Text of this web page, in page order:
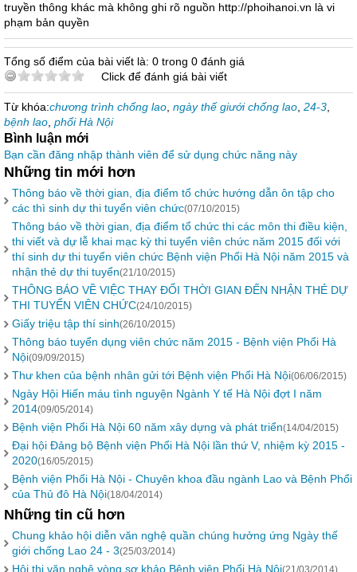
truyền thông khác mà không ghi rõ nguồn http://phoihanoi.vn là vi
phạm bản quyền
Tổng số điểm của bài viết là: 0 trong 0 đánh giá
Click để đánh giá bài viết
Từ khóa:chương trình chống lao, ngày thế giưới chống lao, 24-3,
bệnh lao, phổi Hà Nội
Bình luận mới
Bạn cần đăng nhập thành viên để sử dụng chức năng này
Những tin mới hơn
Thông báo về thời gian, địa điểm tổ chức hướng dẫn ôn tập cho
các thì sinh dự thi tuyển viên chức(07/10/2015)
Thông báo về thời gian, địa điểm tổ chức thi các môn thi điều kiện,
thi viết và dự lễ khai mạc kỳ thi tuyển viên chức năm 2015 đối với
thí sinh dự thi tuyển viên chức Bệnh viện Phổi Hà Nội năm 2015 và
nhận thẻ dự thi tuyển(21/10/2015)
THÔNG BÁO VỀ VIỆC THAY ĐỔI THỜI GIAN ĐẾN NHẬN THẺ DỰ
THI TUYỂN VIÊN CHỨC(24/10/2015)
Giấy triệu tập thí sinh(26/10/2015)
Thông báo tuyển dụng viên chức năm 2015 - Bệnh viện Phổi Hà
Nội(09/09/2015)
Thư khen của bệnh nhân gửi tới Bệnh viện Phổi Hà Nội(06/06/2015)
Ngày Hội Hiến máu tình nguyện Ngành Y tế Hà Nội đợt I năm
2014(09/05/2014)
Bệnh viện Phổi Hà Nội 60 năm xây dựng và phát triển(14/04/2015)
Đại hội Đảng bộ Bệnh viện Phổi Hà Nội lần thứ V, nhiệm kỳ 2015 -
2020(16/05/2015)
Bệnh viện Phổi Hà Nội - Chuyên khoa đầu ngành Lao và Bệnh Phổi
của Thủ đô Hà Nội(18/04/2014)
Những tin cũ hơn
Chung khảo hội diễn văn nghệ quần chúng hưởng ứng Ngày thế
giới chống Lao 24 - 3(25/03/2014)
Hội thi văn nghệ vòng sơ khảo Bệnh viện Phổi Hà Nội